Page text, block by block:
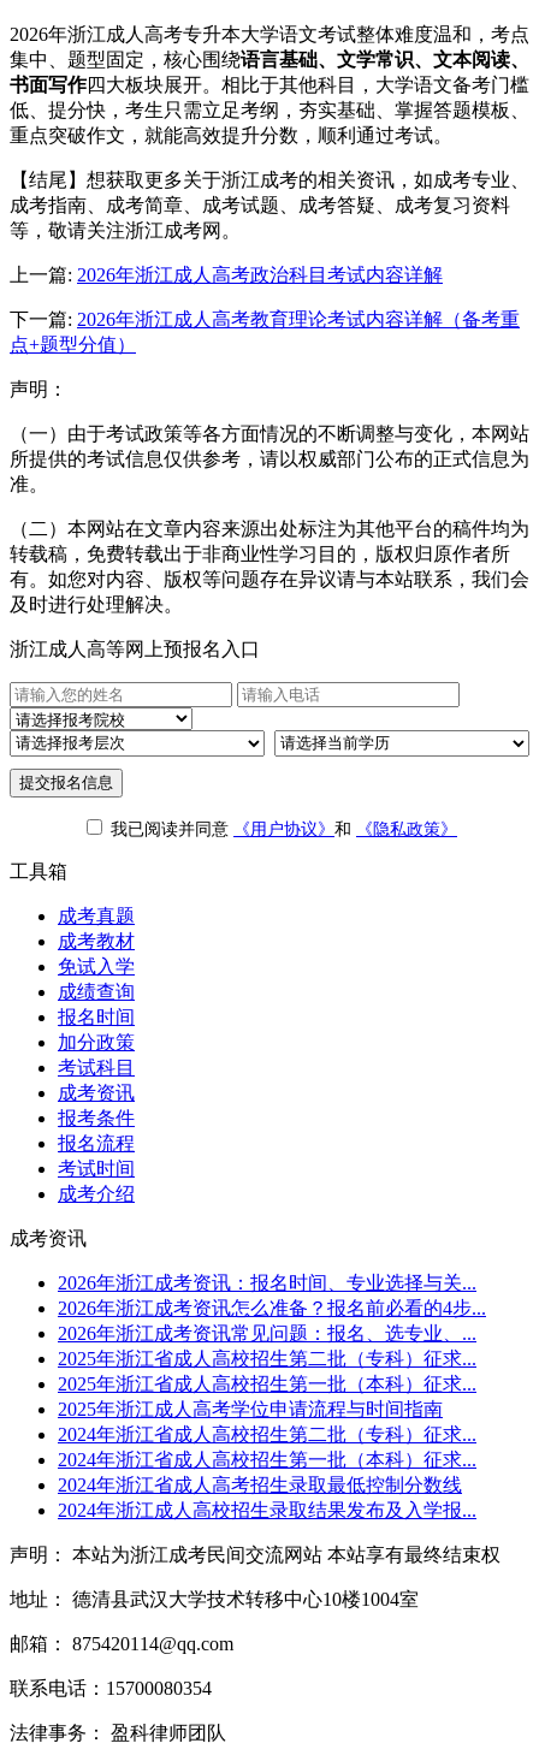
2026年浙江成人高考专升本大学语文考试整体难度温和，考点
集中、题型固定，核心围绕语言基础、文学常识、文本阅读、
书面写作四大板块展开。相比于其他科目，大学语文备考门槛
低、提分快，考生只需立足考纲，夯实基础、掌握答题模板、
重点突破作文，就能高效提升分数，顺利通过考试。
【结尾】想获取更多关于浙江成考的相关资讯，如成考专业、
成考指南、成考简章、成考试题、成考答疑、成考复习资料
等，敬请关注浙江成考网。
上一篇: 2026年浙江成人高考政治科目考试内容详解
下一篇: 2026年浙江成人高考教育理论考试内容详解（备考重
点+题型分值）
声明：
（一）由于考试政策等各方面情况的不断调整与变化，本网站
所提供的考试信息仅供参考，请以权威部门公布的正式信息为
准。
（二）本网站在文章内容来源出处标注为其他平台的稿件均为
转载稿，免费转载出于非商业性学习目的，版权归原作者所
有。如您对内容、版权等问题存在异议请与本站联系，我们会
及时进行处理解决。
浙江成人高等网上预报名入口
提交报名信息
我已阅读并同意 《用户协议》 和 《隐私政策》
工具箱
成考真题
成考教材
免试入学
成绩查询
报名时间
加分政策
考试科目
成考资讯
报考条件
报名流程
考试时间
成考介绍
成考资讯
2026年浙江成考资讯：报名时间、专业选择与关...
2026年浙江成考资讯怎么准备？报名前必看的4步...
2026年浙江成考资讯常见问题：报名、选专业、...
2025年浙江省成人高校招生第二批（专科）征求...
2025年浙江省成人高校招生第一批（本科）征求...
2025年浙江成人高考学位申请流程与时间指南
2024年浙江省成人高校招生第二批（专科）征求...
2024年浙江省成人高校招生第一批（本科）征求...
2024年浙江省成人高考招生录取最低控制分数线
2024年浙江成人高校招生录取结果发布及入学报...
声明： 本站为浙江成考民间交流网站 本站享有最终结束权
地址： 德清县武汉大学技术转移中心10楼1004室
邮箱： 875420114@qq.com
联系电话：15700080354
法律事务： 盈科律师团队